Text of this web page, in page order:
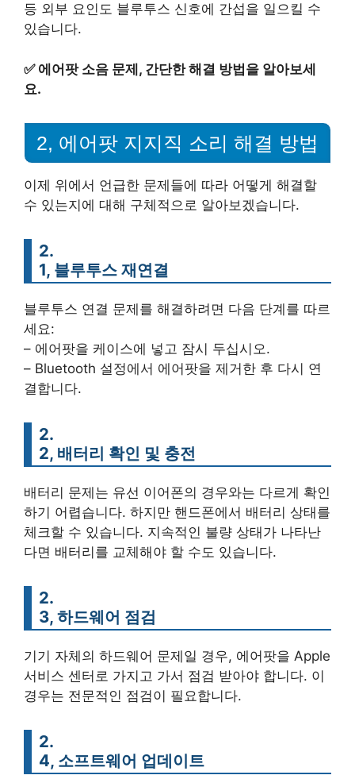
등 외부 요인도 블루투스 신호에 간섭을 일으킬 수
있습니다.
✅ 에어팟 소음 문제, 간단한 해결 방법을 알아보세
요.
2, 에어팟 지지직 소리 해결 방법
이제 위에서 언급한 문제들에 따라 어떻게 해결할
수 있는지에 대해 구체적으로 알아보겠습니다.
2.
1, 블루투스 재연결
블루투스 연결 문제를 해결하려면 다음 단계를 따르
세요:
– 에어팟을 케이스에 넣고 잠시 두십시오.
– Bluetooth 설정에서 에어팟을 제거한 후 다시 연
결합니다.
2.
2, 배터리 확인 및 충전
배터리 문제는 유선 이어폰의 경우와는 다르게 확인
하기 어렵습니다. 하지만 핸드폰에서 배터리 상태를
체크할 수 있습니다. 지속적인 불량 상태가 나타난
다면 배터리를 교체해야 할 수도 있습니다.
2.
3, 하드웨어 점검
기기 자체의 하드웨어 문제일 경우, 에어팟을 Apple
서비스 센터로 가지고 가서 점검 받아야 합니다. 이
경우는 전문적인 점검이 필요합니다.
2.
4, 소프트웨어 업데이트